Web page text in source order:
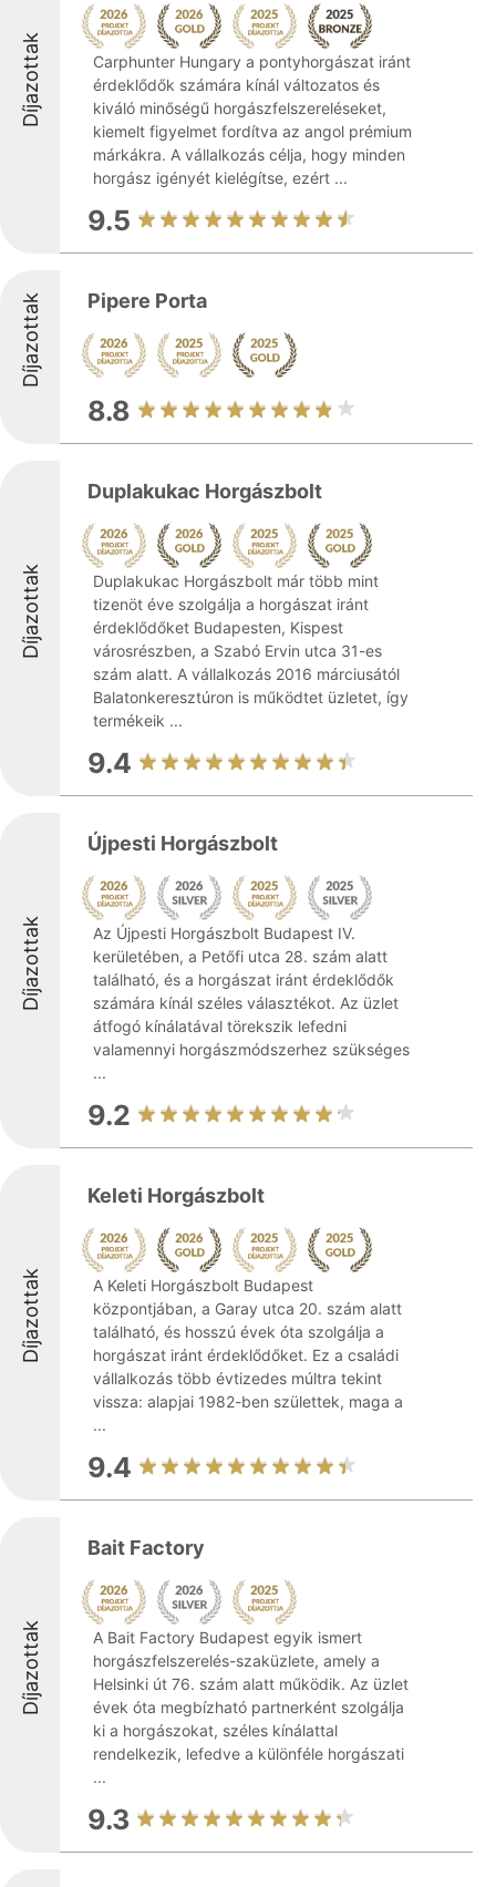
Díjazottak
Carphunter Hungary a pontyhorgászat iránt
érdeklődők számára kínál változatos és
kiváló minőségű horgászfelszereléseket,
kiemelt figyelmet fordítva az angol prémium
márkákra. A vállalkozás célja, hogy minden
horgász igényét kielégítse, ezért ...
9.5
Díjazottak Pipere Porta
8.8
Díjazottak
Duplakukac Horgászbolt
Duplakukac Horgászbolt már több mint
tizenöt éve szolgálja a horgászat iránt
érdeklődőket Budapesten, Kispest
városrészben, a Szabó Ervin utca 31-es
szám alatt. A vállalkozás 2016 márciusától
Balatonkeresztúron is működtet üzletet, így
termékeik ...
9.4
Díjazottak
Újpesti Horgászbolt
Az Újpesti Horgászbolt Budapest IV.
kerületében, a Petőfi utca 28. szám alatt
található, és a horgászat iránt érdeklődők
számára kínál széles választékot. Az üzlet
átfogó kínálatával törekszik lefedni
valamennyi horgászmódszerhez szükséges
...
9.2
Díjazottak
Keleti Horgászbolt
A Keleti Horgászbolt Budapest
központjában, a Garay utca 20. szám alatt
található, és hosszú évek óta szolgálja a
horgászat iránt érdeklődőket. Ez a családi
vállalkozás több évtizedes múltra tekint
vissza: alapjai 1982-ben születtek, maga a
...
9.4
Díjazottak
Bait Factory
A Bait Factory Budapest egyik ismert
horgászfelszerelés-szaküzlete, amely a
Helsinki út 76. szám alatt működik. Az üzlet
évek óta megbízható partnerként szolgálja
ki a horgászokat, széles kínálattal
rendelkezik, lefedve a különféle horgászati
...
9.3